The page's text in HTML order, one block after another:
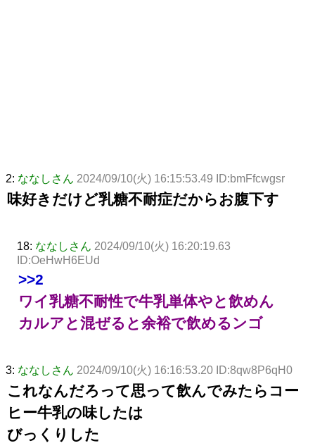
2: ななしさん 2024/09/10(火) 16:15:53.49 ID:bmFfcwgsr
味好きだけど乳糖不耐症だからお腹下す
18: ななしさん 2024/09/10(火) 16:20:19.63
ID:OeHwH6EUd
>>2
ワイ乳糖不耐性で牛乳単体やと飲めん
カルアと混ぜると余裕で飲めるンゴ
3: ななしさん 2024/09/10(火) 16:16:53.20 ID:8qw8P6qH0
これなんだろって思って飲んでみたらコー
ヒー牛乳の味したは
びっくりした